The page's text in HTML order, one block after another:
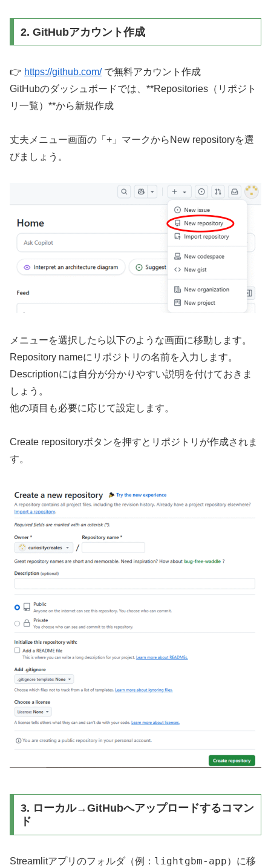
2. GitHubアカウント作成
👉 https://github.com/で無料アカウント作成
GitHubのダッシュボードでは、**Repositories（リポジト
リ一覧）**から新規作成
丈夫メニュー画面の「+」マークからNew repositoryを選
びましょう。
メニューを選択したら以下のような画面に移動します。
Repository nameにリポジトリの名前を入力します。
Descriptionには自分が分かりやすい説明を付けておきま
しょう。
他の項目も必要に応じて設定します。
Create repositoryボタンを押すとリポジトリが作成されま
す。
3. ローカル→GitHubへアップロードするコマン
ド
Streamlitアプリのフォルダ（例： lightgbm-app）に移